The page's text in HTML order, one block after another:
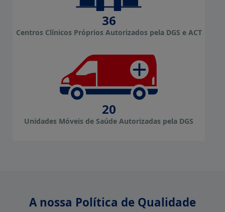
36
Centros Clínicos Próprios Autorizados pela DGS e ACT
20
Unidades Móveis de Saúde Autorizadas pela DGS
A nossa Política de Qualidade